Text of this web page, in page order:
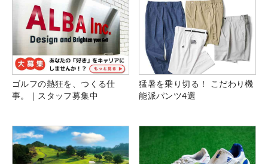
ゴルフの熱狂を、つくる仕
事。｜スタッフ募集中
猛暑を乗り切る！ こだわり機
能派パンツ4選